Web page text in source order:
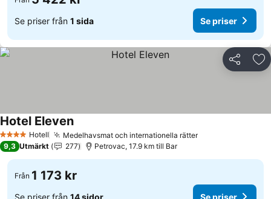
Se priser från 1 sida Se priser
Dela
4 StjärnorHotell Medelhavsmat och internationella rätter
Hotel Eleven
9,3 Utmärkt 277 Petrovac, 17.9 km till Bar
Från 1 173 kr
Se priser från 14 sidor Se priser